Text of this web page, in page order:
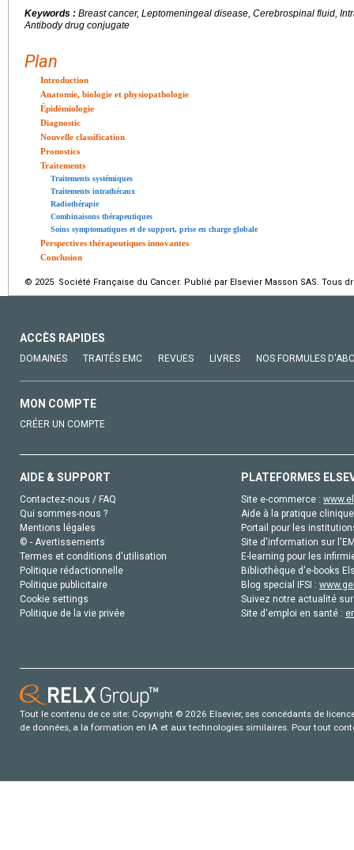
Keywords : Breast cancer, Leptomeningeal disease, Cerebrospinal fluid,
Antibody drug conjugate
Plan
Introduction
Anatomie, biologie et physiopathologie
Épidémiologie
Diagnostic
Nouvelle classification
Pronostics
Traitements
Traitements systémiques
Traitements intrathécaux
Radiothérapie
Combinaisons thérapeutiques
Soins symptomatiques et de support, prise en charge globale
Perspectives thérapeutiques innovantes
Conclusion
© 2025 Société Française du Cancer. Publié par Elsevier Masson SAS. Tous
ACCÈS RAPIDES
DOMAINES TRAITÉS EMC REVUES LIVRES NOS FORMULES
MON COMPTE
CRÉER UN COMPTE
AIDE & SUPPORT
Contactez-nous / FAQ
Qui sommes-nous ?
Mentions légales
© - Avertissements
Termes et conditions d'utilisation
Politique rédactionnelle
Politique publicitaire
Cookie settings
Politique de la vie privée
PLATEFORMES
Site e-commerce :
Aide à la pratique
Portail pour les
Site d'information sur
E-learning pour les
Bibliothèque d'e-books
Blog special IFSI :
Suivez notre actualité
Site d'emploi en santé :
Tout le contenu de ce site: Copyright © 2026 Elsevier, ses concédants de
de données, a la formation en IA et aux technologies similaires. Pour tout